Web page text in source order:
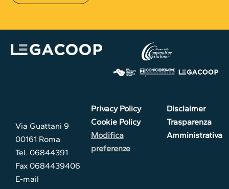
Via Guattani 9
00161 Roma
Tel. 06844391
Fax 0684439406
E-mail
Privacy Policy
Cookie Policy
Modifica
preferenze
Disclaimer
Trasparenza
Amministrativa